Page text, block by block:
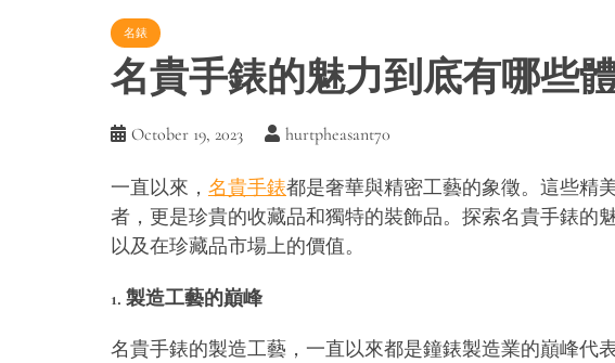
名錶
名貴手錶的魅力到底有哪些
October 19, 2023 hurtpheasant70
一直以來， 名貴手錶都是奢華與精密工藝的象徵。這些精
者，更是珍貴的收藏品和獨特的裝飾品。探索名貴手錶的
以及在珍藏品市場上的價值。
1. 製造工藝的巔峰
名貴手錶的製造工藝，一直以來都是鐘錶製造業的巔峰代